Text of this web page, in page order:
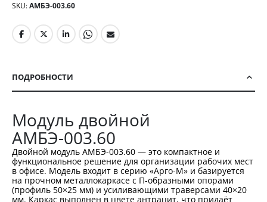
SKU АМБЭ-003.60
ПОДРОБНОСТИ
Модуль двойной
АМБЭ-003.60
Двойной модуль АМБЭ-003.60 — это компактное и
функциональное решение для организации рабочих мест
в офисе. Модель входит в серию «Арго-М» и базируется
на прочном металлокаркасе с П-образными опорами
(профиль 50×25 мм) и усиливающими траверсами 40×20
мм. Каркас выполнен в цвете антрацит, что придаёт